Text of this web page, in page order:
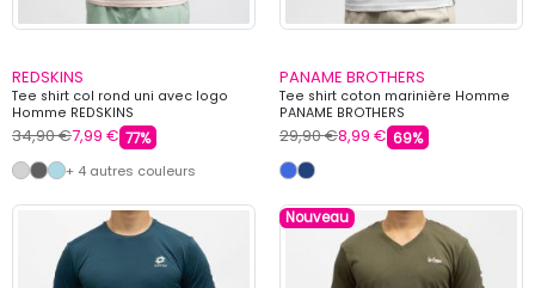
REDSKINS
Tee shirt col rond uni avec logo
Homme REDSKINS
34,90 €7,99 € 77%
+ 4 autres couleurs
PANAME BROTHERS
Tee shirt coton marinière Homme
PANAME BROTHERS
29,90 €8,99 € 69%
Nouveau